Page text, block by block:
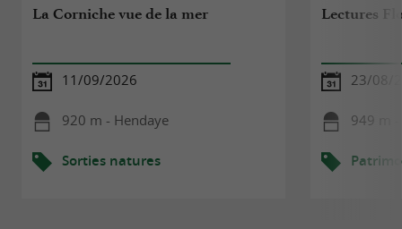
La Corniche vue de la mer
11/09/2026
920 m - Hendaye
Sorties natures
Lectures
23/08/
949 m